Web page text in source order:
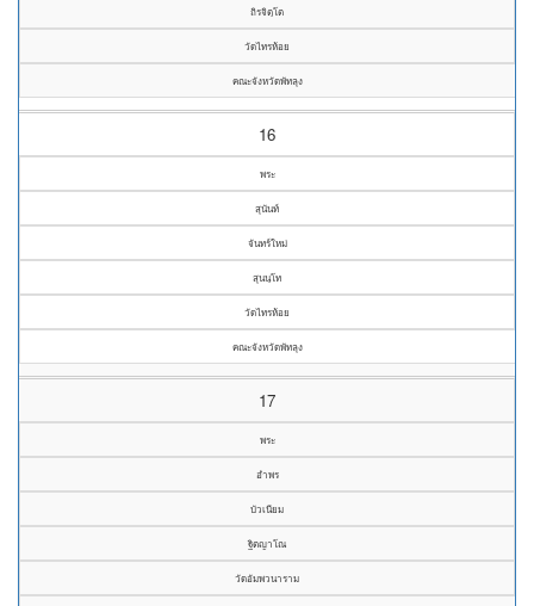
ถิรจิตฺโต
วัดไทรห้อย
คณะจังหวัดพัทลุง
16
พระ
สุนันท์
จันทร์ใหม่
สุนนฺโท
วัดไทรห้อย
คณะจังหวัดพัทลุง
17
พระ
อำพร
บัวเนียม
ฐิตญาโณ
วัดอัมพวนาราม